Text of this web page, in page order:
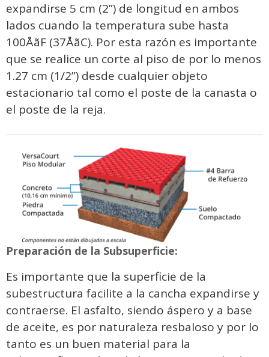
expandirse 5 cm (2”) de longitud en ambos
lados cuando la temperatura sube hasta
100ÅãF (37ÅãC). Por esta razón es importante
que se realice un corte al piso de por lo menos
1.27 cm (1/2”) desde cualquier objeto
estacionario tal como el poste de la canasta o
el poste de la reja.
Preparación de la Subsuperficie:
Es importante que la superficie de la
subestructura facilite a la cancha expandirse y
contraerse. El asfalto, siendo áspero y a base
de aceite, es por naturaleza resbaloso y por lo
tanto es un buen material para la